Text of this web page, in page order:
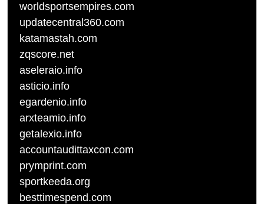
worldsportsempires.com
updatecentral360.com
katamastah.com
zqscore.net
aseleraio.info
asticio.info
egardenio.info
arxteamio.info
getalexio.info
accountaudittaxcon.com
prymprint.com
sportkeeda.org
besttimespend.com